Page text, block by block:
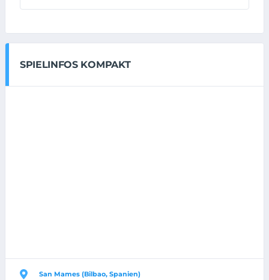
SPIELINFOS KOMPAKT
San Mames (Bilbao, Spanien)